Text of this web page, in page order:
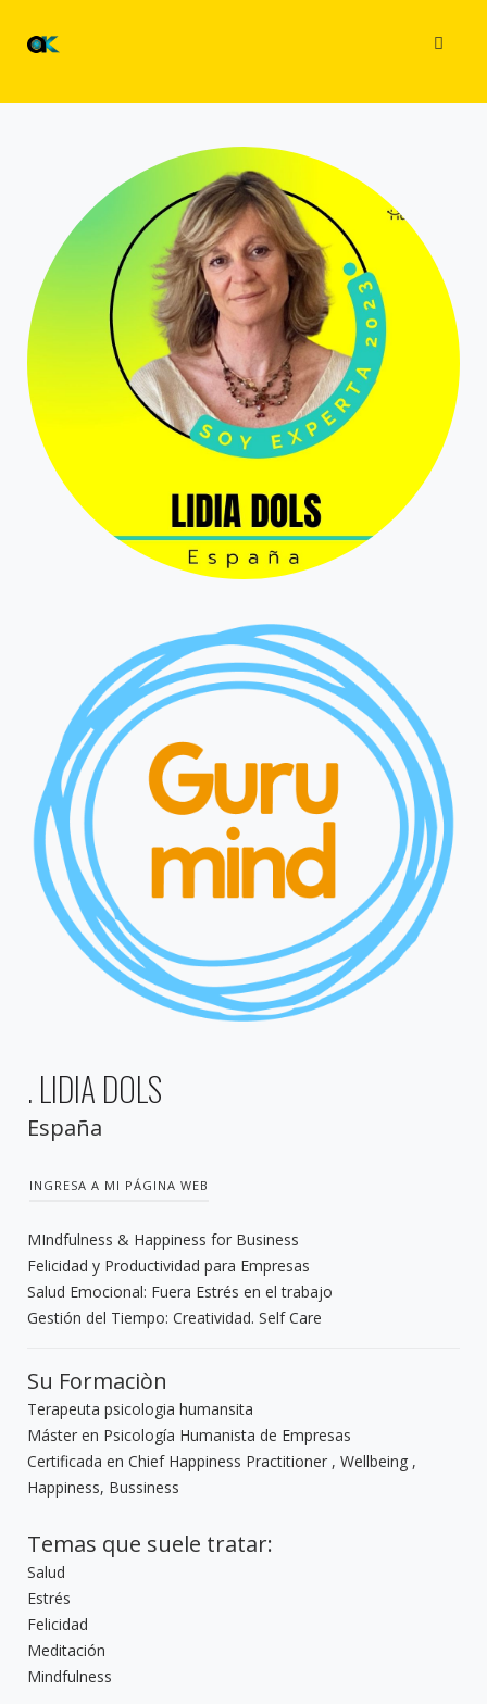
. LIDIA DOLS
España
INGRESA A MI PÁGINA WEB
MIndfulness & Happiness for Business
Felicidad y Productividad para Empresas
Salud Emocional: Fuera Estrés en el trabajo
Gestión del Tiempo: Creatividad. Self Care
Su Formaciòn
Terapeuta psicologia humansita
Máster en Psicología Humanista de Empresas
Certificada en Chief Happiness Practitioner , Wellbeing ,
Happiness, Bussiness
Temas que suele tratar:
Salud
Estrés
Felicidad
Meditación
Mindfulness